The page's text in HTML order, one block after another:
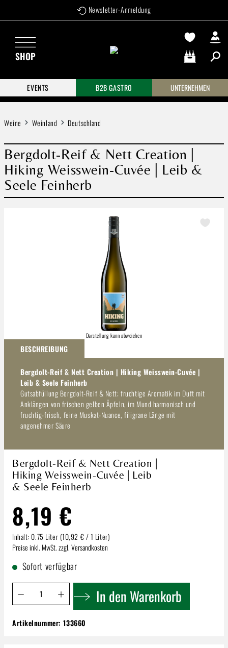
Zum Hauptinhalt springen Newsletter-Anmeldung
SHOP
Warenkorb
EVENTS
B2B GASTRO UNTERNEHMEN
Weine Weinland Deutschland
Bergdolt-Reif & Nett Creation |
Hiking Weisswein-Cuvée | Leib &
Seele Feinherb
Darstellung kann abweichen
BESCHREIBUNG
Bergdolt-Reif & Nett Creation | Hiking Weisswein-Cuvée |
Leib & Seele Feinherb
Gutsabfüllung Bergdolt-Reif & Nett; fruchtige Aromatik im Duft mit
Anklängen von frischen gelben Äpfeln, im Mund harmonisch und
fruchtig-frisch, feine Muskat-Nuance, filigrane Länge mit
angenehmer Säure
Bergdolt-Reif & Nett Creation |
Hiking Weisswein-Cuvée | Leib
& Seele Feinherb
8,19 €
Inhalt: 0.75 Liter (10,92 € / 1 Liter)
Preise inkl. MwSt. zzgl. Versandkosten
Sofort verfügbar
Produkt Anzahl: Gib den gewünschten Wert ein oder
In den Warenkorb
Bergdolt-Reif & Nett Creation | Hiking
Artikelnummer:133660